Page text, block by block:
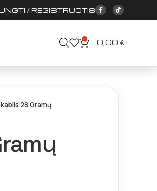
/ REGISTRUOTIS
0 0,00 €
28 Gramų